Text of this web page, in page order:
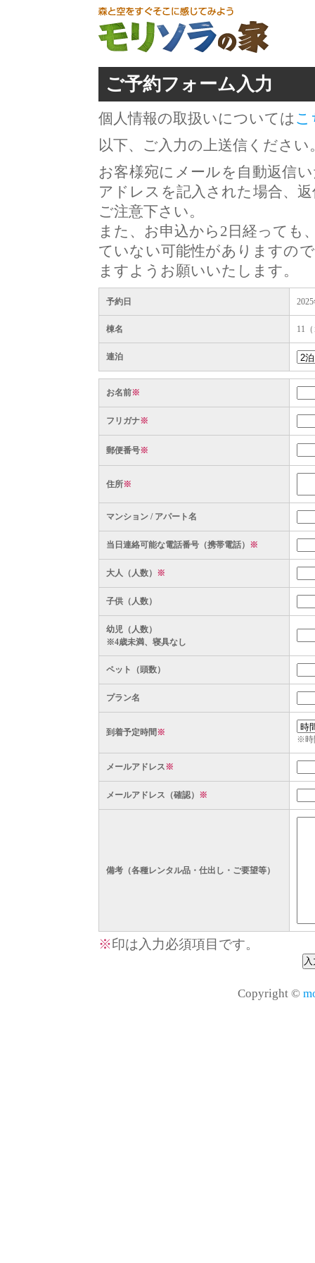
ご予約フォーム入力
個人情報の取扱いについては こ
以下、ご入力の上送信ください
お客様宛にメールを自動返信
アドレスを記入された場合、
ご注意下さい。
また、お申込から2日経っても
ていない可能性がありますの
ますようお願いいたします。
予約日
棟名 11
連泊
お名前※
フリガナ※
郵便番号※
住所※
マンション / アパート名
当日連絡可能な電話番号（携帯電話） ※
大人（人数） ※
子供（人数）
幼児（人数）
※4歳未満、寝具なし
ペット（頭数）
プラン名
到着予定時間※
※時
メールアドレス※
メールアドレス（確認） ※
備考（各種レンタル品・仕出し・ご要望等）
※印は入力必須項目です。
Copyright ©